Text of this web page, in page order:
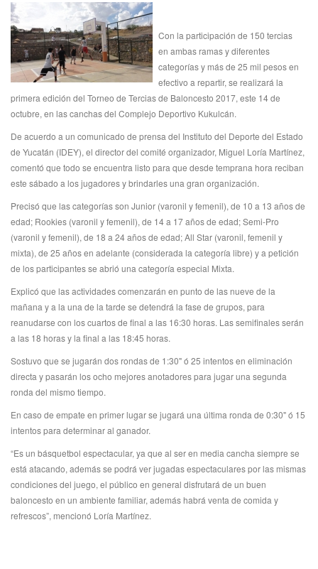
Con la participación de 150 tercias
en ambas ramas y diferentes
categorías y más de 25 mil pesos en
efectivo a repartir, se realizará la
primera edición del Torneo de Tercias de Baloncesto 2017, este 14 de
octubre, en las canchas del Complejo Deportivo Kukulcán.
De acuerdo a un comunicado de prensa del Instituto del Deporte del Estado
de Yucatán (IDEY), el director del comité organizador, Miguel Loría Martínez,
comentó que todo se encuentra listo para que desde temprana hora reciban
este sábado a los jugadores y brindarles una gran organización.
Precisó que las categorías son Junior (varonil y femenil), de 10 a 13 años de
edad; Rookies (varonil y femenil), de 14 a 17 años de edad; Semi-Pro
(varonil y femenil), de 18 a 24 años de edad; All Star (varonil, femenil y
mixta), de 25 años en adelante (considerada la categoría libre) y a petición
de los participantes se abrió una categoría especial Mixta.
Explicó que las actividades comenzarán en punto de las nueve de la
mañana y a la una de la tarde se detendrá la fase de grupos, para
reanudarse con los cuartos de final a las 16:30 horas. Las semifinales serán
a las 18 horas y la final a las 18:45 horas.
Sostuvo que se jugarán dos rondas de 1:30" ó 25 intentos en eliminación
directa y pasarán los ocho mejores anotadores para jugar una segunda
ronda del mismo tiempo.
En caso de empate en primer lugar se jugará una última ronda de 0:30" ó 15
intentos para determinar al ganador.
“Es un básquetbol espectacular, ya que al ser en media cancha siempre se
está atacando, además se podrá ver jugadas espectaculares por las mismas
condiciones del juego, el público en general disfrutará de un buen
baloncesto en un ambiente familiar, además habrá venta de comida y
refrescos”, mencionó Loría Martínez.